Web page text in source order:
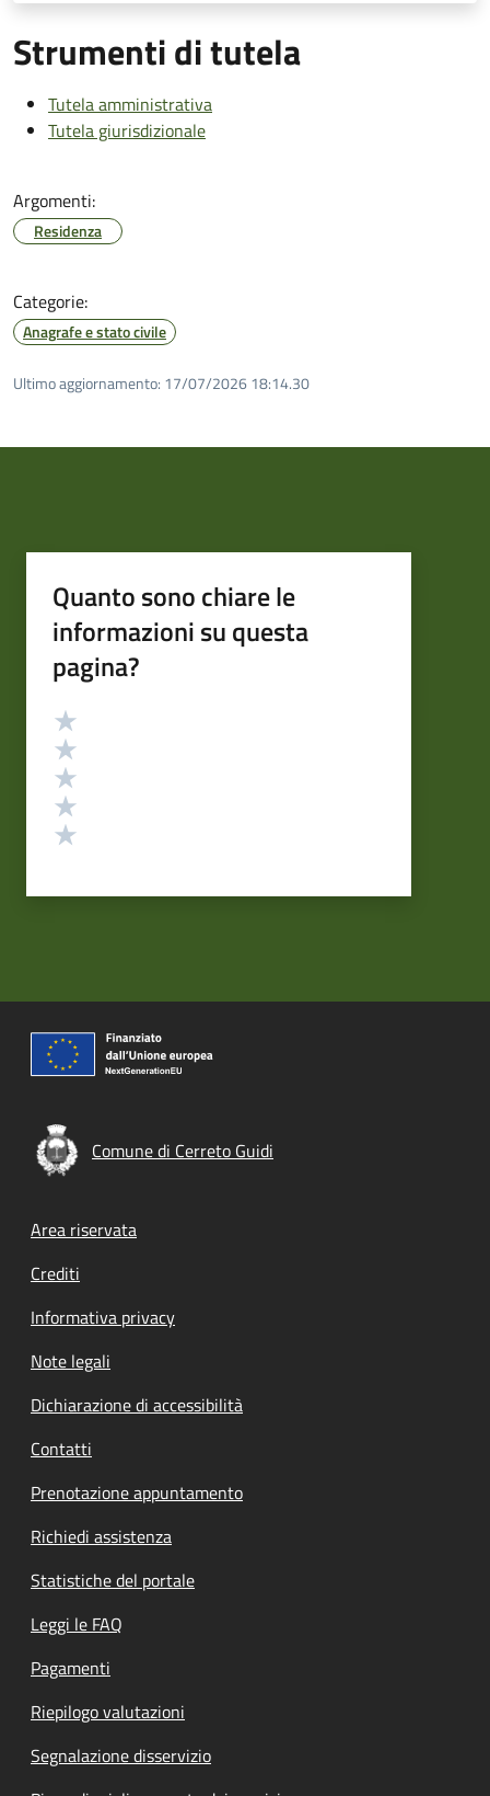
Strumenti di tutela
Tutela amministrativa
Tutela giurisdizionale
Argomenti:
Residenza
Categorie:
Anagrafe e stato civile
Ultimo aggiornamento: 17/07/2026 18:14.30
Quanto sono chiare le
informazioni su questa
pagina?
Valutazione
Comune di Cerreto Guidi
Footer menu
Area riservata
Crediti
Informativa privacy
Note legali
Dichiarazione di accessibilità
Contatti
Prenotazione appuntamento
Richiedi assistenza
Statistiche del portale
Leggi le FAQ
Pagamenti
Riepilogo valutazioni
Segnalazione disservizio